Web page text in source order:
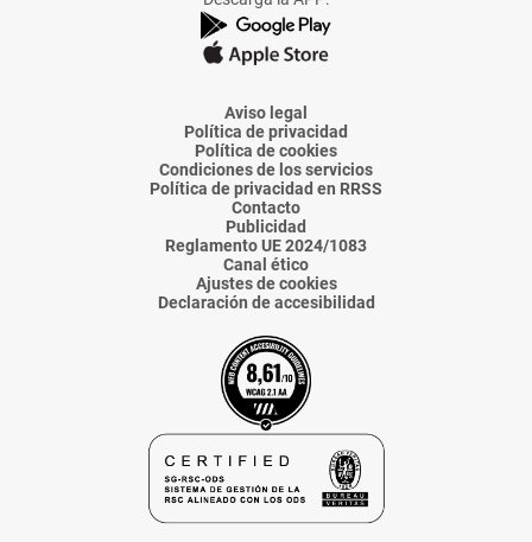
de
La
Voz
Almería
de
La
Voz
Almería
de
La
Voz
Almería
de
La
Voz
Almería
de
La
Voz
Aviso legal
Política de privacidad
Política de cookies
Condiciones de los servicios
Política de privacidad en RRSS
Contacto
Publicidad
Reglamento UE 2024/1083
Canal ético
Ajustes de cookies
Declaración de accesibilidad